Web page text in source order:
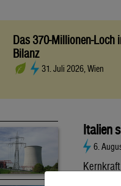
Das 370-Millionen-Loch
Bilanz
31. Juli 2026, Wien
Italien
6.